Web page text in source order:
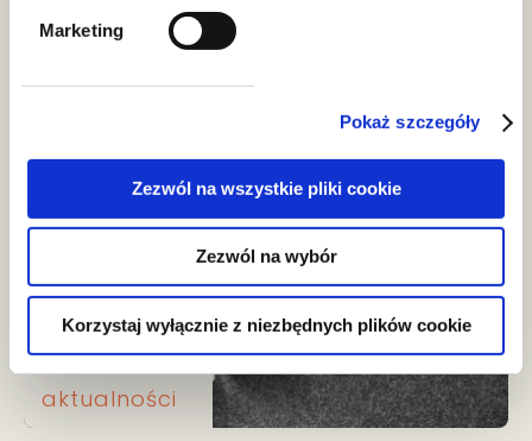
Marketing
Pokaż szczegóły
Zezwól na wszystkie pliki cookie
Zezwól na wybór
Korzystaj wyłącznie z niezbędnych plików cookie
Awanse w zespole doradztwa
aktualności